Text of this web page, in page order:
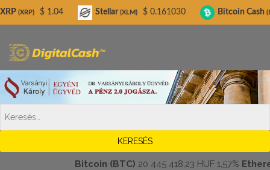
Bitcoin (BTC)20 445 418,23 HUF 1,57% Ethereum
1.04 Stellar (XLM) $ 0.161030 Bitcoin Cash(BCH) $
Digitalcash.hu